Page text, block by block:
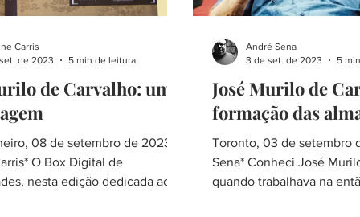
de Carvalho: uma
08 de setembro de 2023.
O Box Digital de
nesta edição dedicada ao
Carris
de 2023
5 min de leitura
José Murilo de
formação das
Toronto, 03 de setembro
Sena* Conheci José
quando trabalhava na
André Sena
3 de set. de 2023
5